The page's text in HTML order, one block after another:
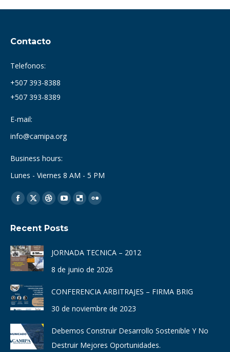
Contacto
Telefonos:
+507 393-8388
+507 393-8389
E-mail:
info@camipa.org
Business hours:
Lunes - Viernes 8 AM - 5 PM
Find us on:
Facebook
opens
in
new
window
X
opens
in
new
window
Dribbble
opens
new
window
YouTube
opens
new
window
Delicious
new
window
Flickr
new
window
Recent Posts
JORNADA TECNICA – 2012
8 de junio de 2026
CONFERENCIA ARBITRAJES – FIRMA BRIG
30 de noviembre de 2023
Debemos Construir Desarrollo Sostenible Y No
Destruir Mejores Oportunidades.